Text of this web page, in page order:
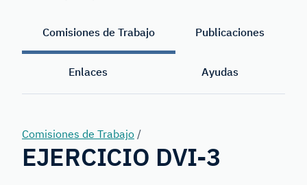
International
Society
Forensic
Comisiones de Trabajo Publicaciones
Enlaces Ayudas
Comisiones de Trabajo /
EJERCICIO DVI-3